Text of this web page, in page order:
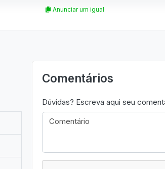
Anunciar um igual
Comentários
Dúvidas? Escreva aqui seu